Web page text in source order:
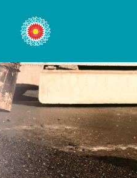
Bicentenario